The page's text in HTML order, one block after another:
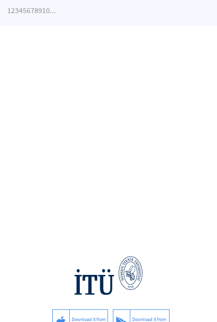
12345678910...
Download it from Download it from